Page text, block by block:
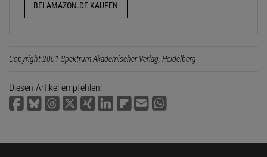
BEI AMAZON.DE KAUFEN
Copyright 2001 Spektrum Akademischer Verlag, Heidelberg
Diesen Artikel empfehlen: